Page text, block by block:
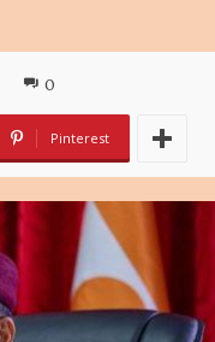
0
Pinterest